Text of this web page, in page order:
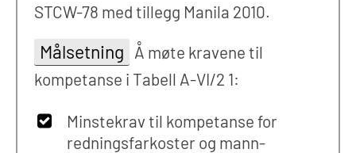
STCW-78 med tillegg Manila 2010.
Målsetning Å møte kravene til
kompetanse i Tabell A-VI/2 1:
Minstekrav til kompetanse for
redningsfarkoster og mann-